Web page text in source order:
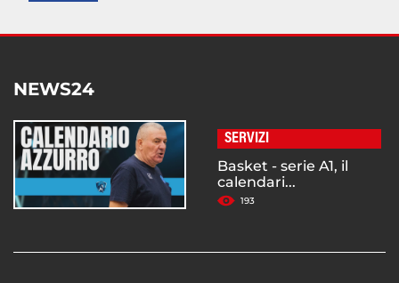
NEWS24
SERVIZI
Basket - serie A1, il
calendari...
193